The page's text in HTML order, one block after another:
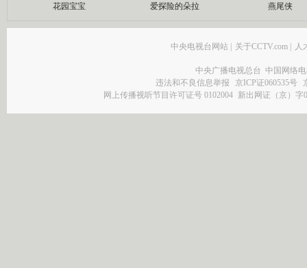
花园宝宝 爱探险的朵拉 燕尾侠
中央电视台网站 | 关于CCTV.com | 人
中央广播电视总台 中国网络
违法和不良信息举报
京ICP证060535号
网上传播视听节目许可证号 0102004 新出网证（京）